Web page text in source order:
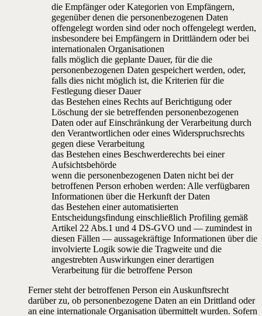
die Empfänger oder Kategorien von Empfängern,
gegenüber denen die personenbezogenen Daten
offengelegt worden sind oder noch offengelegt werden,
insbesondere bei Empfängern in Drittländern oder bei
internationalen Organisationen
falls möglich die geplante Dauer, für die die
personenbezogenen Daten gespeichert werden, oder,
falls dies nicht möglich ist, die Kriterien für die
Festlegung dieser Dauer
das Bestehen eines Rechts auf Berichtigung oder
Löschung der sie betreffenden personenbezogenen
Daten oder auf Einschränkung der Verarbeitung durch
den Verantwortlichen oder eines Widerspruchsrechts
gegen diese Verarbeitung
das Bestehen eines Beschwerderechts bei einer
Aufsichtsbehörde
wenn die personenbezogenen Daten nicht bei der
betroffenen Person erhoben werden: Alle verfügbaren
Informationen über die Herkunft der Daten
das Bestehen einer automatisierten
Entscheidungsfindung einschließlich Profiling gemäß
Artikel 22 Abs.1 und 4 DS-GVO und — zumindest in
diesen Fällen — aussagekräftige Informationen über die
involvierte Logik sowie die Tragweite und die
angestrebten Auswirkungen einer derartigen
Verarbeitung für die betroffene Person
Ferner steht der betroffenen Person ein Auskunftsrecht
darüber zu, ob personenbezogene Daten an ein Drittland oder
an eine internationale Organisation übermittelt wurden. Sofern